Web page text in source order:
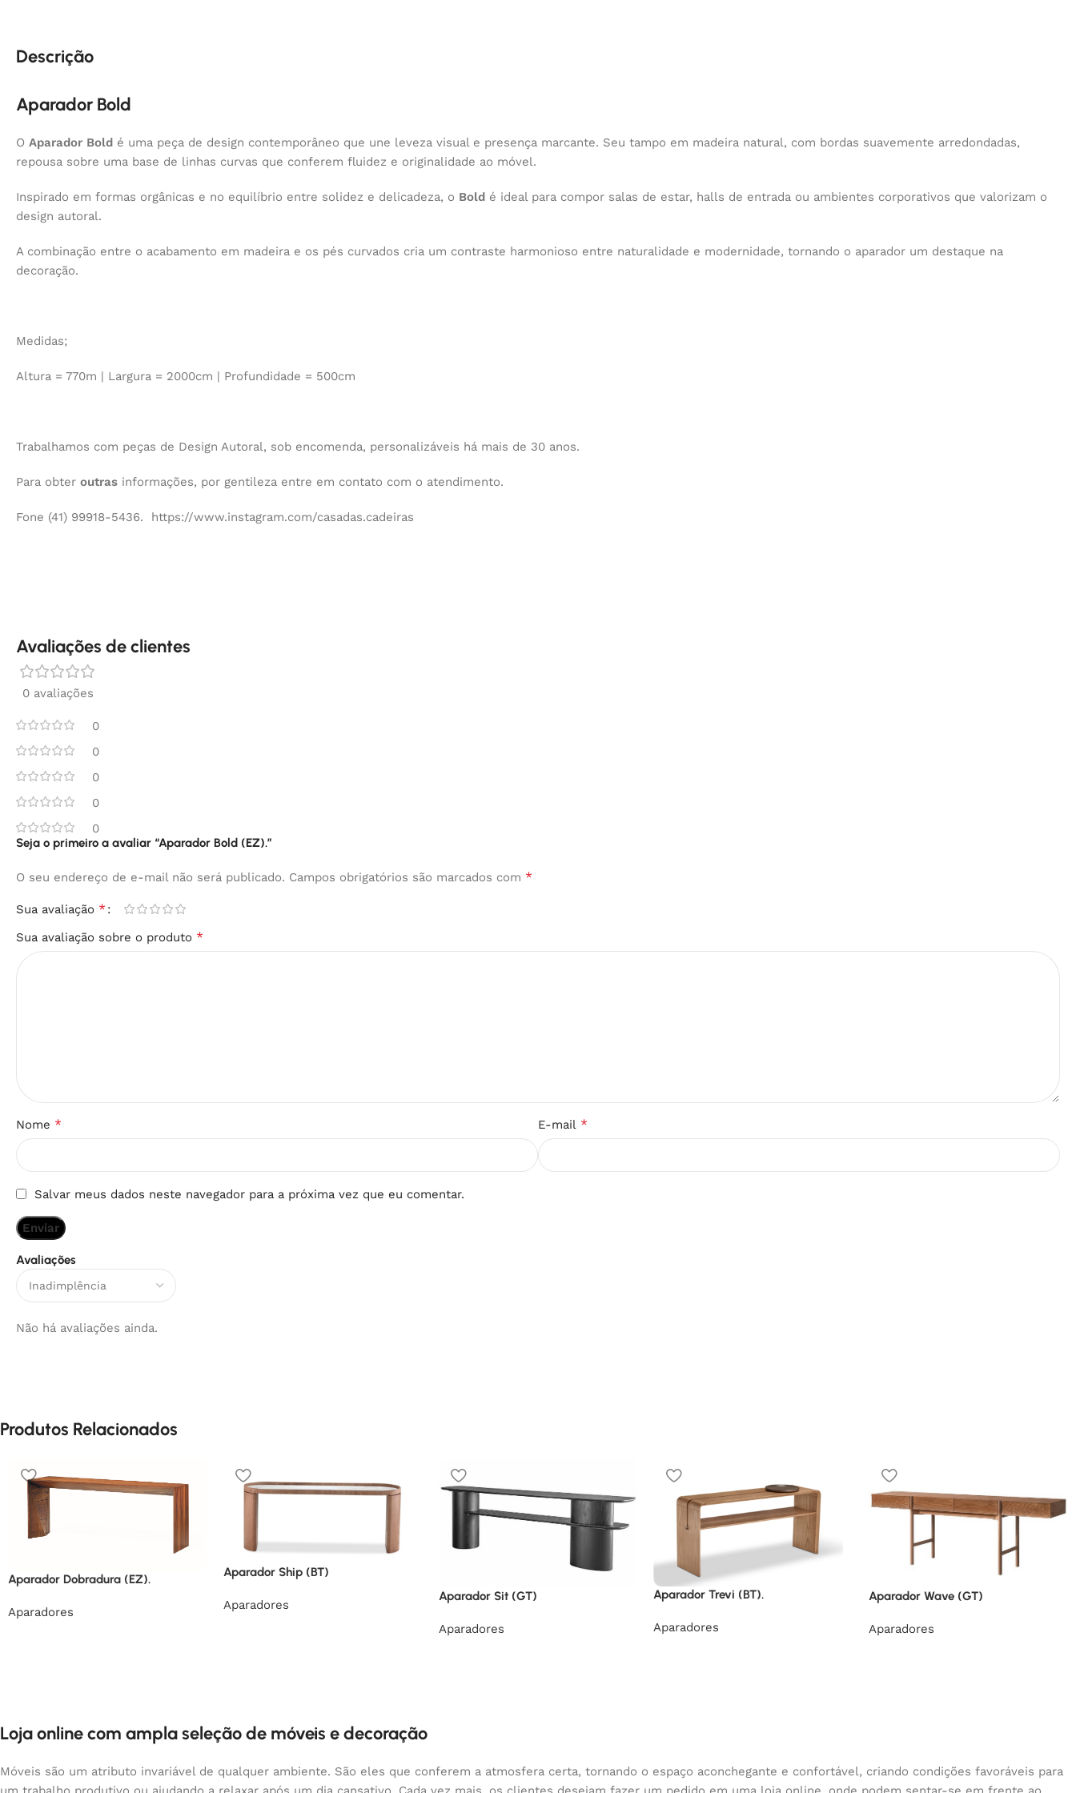
Descrição
Aparador Bold
O Aparador Bold é uma peça de design contemporâneo que une leveza visual e presença marcante. Seu tampo em madeira natural, com bordas suavemente arredondadas,
repousa sobre uma base de linhas curvas que conferem fluidez e originalidade ao móvel.
Inspirado em formas orgânicas e no equilíbrio entre solidez e delicadeza, o Bold é ideal para compor salas de estar, halls de entrada ou ambientes corporativos que valorizam o
design autoral.
A combinação entre o acabamento em madeira e os pés curvados cria um contraste harmonioso entre naturalidade e modernidade, tornando o aparador um destaque na
decoração.
Medidas;
Altura = 770m | Largura = 2000cm | Profundidade = 500cm
Trabalhamos com peças de Design Autoral, sob encomenda, personalizáveis há mais de 30 anos.
Para obter outras informações, por gentileza entre em contato com o atendimento.
Fone (41) 99918-5436. https://www.instagram.com/casadas.cadeiras
Avaliações de clientes
0 avaliações
0
0
0
0
0
Avaliações
Não há avaliações ainda.
Seja o primeiro a avaliar “Aparador Bold (EZ).”
O seu endereço de e-mail não será publicado. Campos obrigatórios são marcados com *
Sua avaliação *
Sua avaliação sobre o produto *
Nome * E-mail *
Salvar meus dados neste navegador para a próxima vez que eu comentar.
Produtos Relacionados
Aparador Dobradura (EZ).
Aparadores
Aparador Ship (BT)
Aparadores
Aparador Sit (GT)
Aparadores
Aparador Trevi (BT).
Aparadores
Aparador Wave (GT)
Aparadores
Loja online com ampla seleção de móveis e decoração
Móveis são um atributo invariável de qualquer ambiente. São eles que conferem a atmosfera certa, tornando o espaço aconchegante e confortável, criando condições favoráveis para